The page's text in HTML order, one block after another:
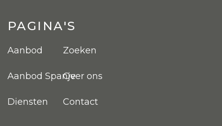
PAGINA'S
Aanbod
Aanbod Spanje
Diensten
Zoeken
Over ons
Contact